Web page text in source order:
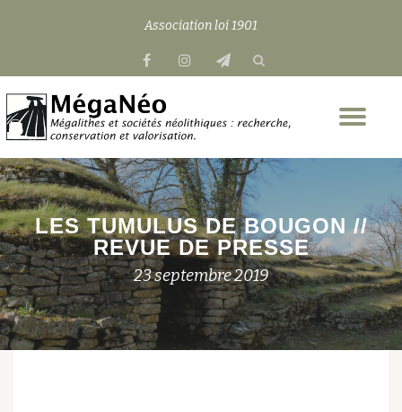
contenu
Association loi 1901
fa-
fa-
fa-
LES TUMULUS DE BOUGON //
REVUE DE PRESSE
23 septembre 2019